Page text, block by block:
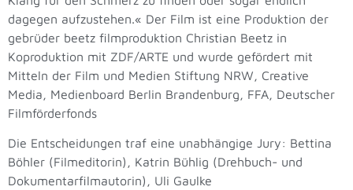
dagegen aufzustehen.« Der Film ist eine Produktion der
gebrüder beetz filmproduktion Christian Beetz in
Koproduktion mit ZDF/ARTE und wurde gefördert mit
Mitteln der Film und Medien Stiftung NRW, Creative
Media, Medienboard Berlin Brandenburg, FFA, Deutscher
Filmförderfonds
Die Entscheidungen traf eine unabhängige Jury: Bettina
Böhler (Filmeditorin), Katrin Bühlig (Drehbuch- und
Dokumentarfilmautorin), Uli Gaulke